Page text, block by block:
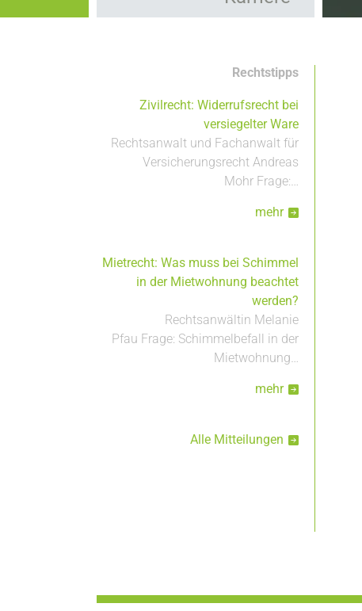
Kooperationen
Rechtstipps
Zivilrecht: Widerrufsrecht bei
versiegelter Ware
Rechtsanwalt und Fachanwalt für
Versicherungsrecht Andreas
Mohr Frage:…
mehr
Mietrecht: Was muss bei Schimmel
in der Mietwohnung beachtet
werden?
Rechtsanwältin Melanie
Pfau Frage: Schimmelbefall in der
Mietwohnung…
mehr
Alle Mitteilungen